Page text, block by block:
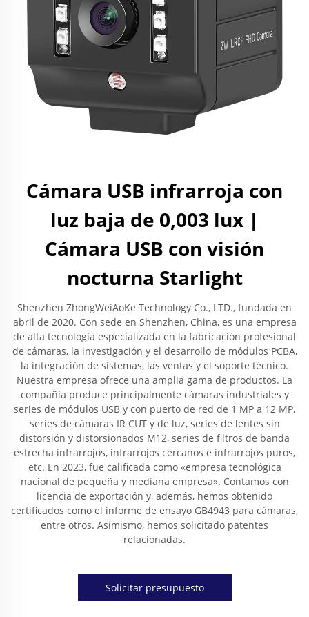
Cámara USB infrarroja con
luz baja de 0,003 lux |
Cámara USB con visión
nocturna Starlight
Shenzhen ZhongWeiAoKe Technology Co., LTD., fundada en
abril de 2020. Con sede en Shenzhen, China, es una empresa
de alta tecnología especializada en la fabricación profesional
de cámaras, la investigación y el desarrollo de módulos PCBA,
la integración de sistemas, las ventas y el soporte técnico.
Nuestra empresa ofrece una amplia gama de productos. La
compañía produce principalmente cámaras industriales y
series de módulos USB y con puerto de red de 1 MP a 12 MP,
series de cámaras IR CUT y de luz, series de lentes sin
distorsión y distorsionados M12, series de filtros de banda
estrecha infrarrojos, infrarrojos cercanos e infrarrojos puros,
etc. En 2023, fue calificada como «empresa tecnológica
nacional de pequeña y mediana empresa». Contamos con
licencia de exportación y, además, hemos obtenido
certificados como el informe de ensayo GB4943 para cámaras,
entre otros. Asimismo, hemos solicitado patentes
relacionadas.
Solicitar presupuesto